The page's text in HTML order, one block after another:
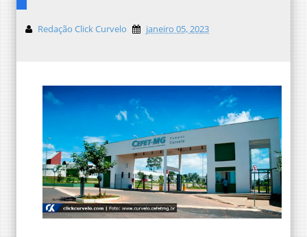
Redação Click Curvelo janeiro 05, 2023